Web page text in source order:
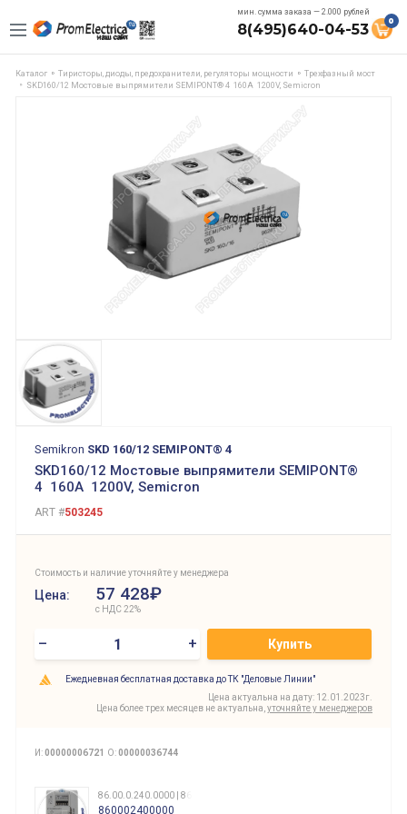
мин. сумма заказа — 2.000 рублей
8(495)640-04-53 0
Каталог Тиристоры, диоды, предохранители, регуляторы мощности
Трехфазный мост
SKD160/12 Мостовые выпрямители SEMIPONT® 4 160A 1200V, Semicron
Semikron SKD 160/12 SEMIPONT® 4
SKD160/12 Мостовые выпрямители SEMIPONT®
4 160A 1200V, Semicron
ART #503245
Стоимость и наличие уточняйте у менеджера
Цена: 57 428₽
с НДС 22%
– + Купить
Ежедневная бесплатная доставка до ТК "Деловые Линии"
Цена актуальна на дату: 12.01.2023г.
Цена более трех месяцев не актуальна, уточняйте у менеджеров
И:00000006721 О:00000036744
86.00.0.240.0000 | 860002400000
860002400000